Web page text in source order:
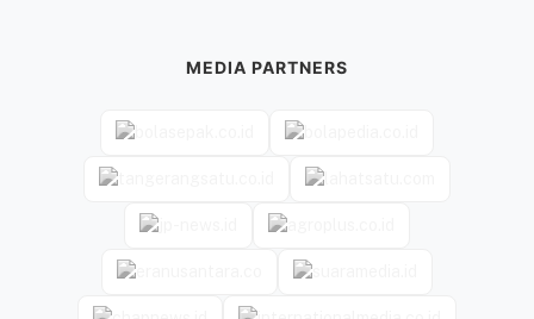
MEDIA PARTNERS